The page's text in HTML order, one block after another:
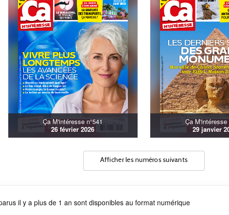
Ça M'intéresse n°541
26 février 2026
Ça M'intéresse
29 janvier
Afficher les numéros suivants
il y a plus de 1 an sont disponibles au format numérique